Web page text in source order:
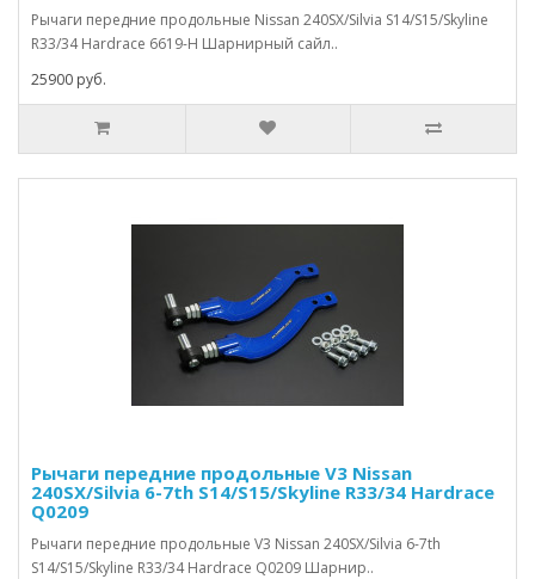
Рычаги передние продольные Nissan 240SX/Silvia S14/S15/Skyline
R33/34 Hardrace 6619-H Шарнирный сайл..
25900 руб.
Рычаги передние продольные V3 Nissan
240SX/Silvia 6-7th S14/S15/Skyline R33/34 Hardrace
Q0209
Рычаги передние продольные V3 Nissan 240SX/Silvia 6-7th
S14/S15/Skyline R33/34 Hardrace Q0209 Шарнир..